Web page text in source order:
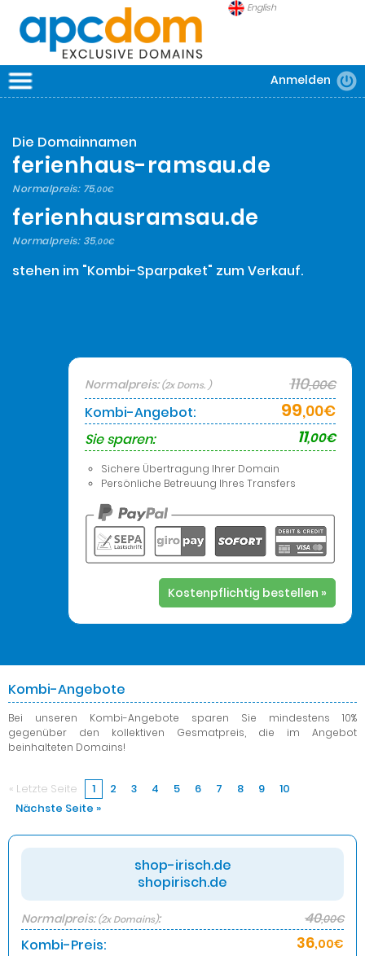
English
Anmelden
Die Domainnamen
ferienhaus-ramsau.de
Normalpreis: 75,00€
ferienhausramsau.de
Normalpreis: 35,00€
stehen im "Kombi-Sparpaket" zum Verkauf.
Normalpreis:(2x Doms. ) 110,00€
Kombi-Angebot: 99,00€
Sie sparen: 11,00€
Sichere Übertragung Ihrer Domain
Persönliche Betreuung Ihres Transfers
Kostenpflichtig bestellen »
Kombi-Angebote
Bei unseren Kombi-Angebote sparen Sie mindestens 10%
gegenüber den kollektiven Gesmatpreis, die im Angebot
beinhalteten Domains!
« Letzte Seite 1 2 3 4 5 6 7 8 9
10
Nächste Seite »
shop-irisch.de
shopirisch.de
Normalpreis:(2x Domains): 40,00€
Kombi-Preis: 36,00€